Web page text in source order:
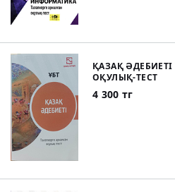
ҚАЗАҚ ӘДЕБИЕТІ
ОҚУЛЫҚ-ТЕСТ
4 300 тг